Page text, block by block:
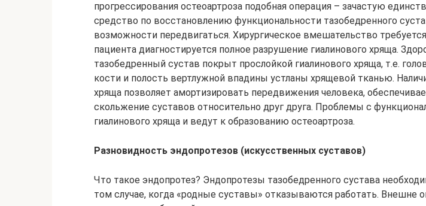
прогрессирования остеоартроза подобная операция – зачастую
средство по восстановлению функциональности тазобедренного
возможности передвигаться. Хирургическое вмешательство
пациента диагностируется полное разрушение гиалинового хряща.
тазобедренный сустав покрыт прослойкой гиалинового хряща, т.е.
кости и полость вертлужной впадины устланы хрящевой тканью.
хряща позволяет амортизировать передвижения человека,
скольжение суставов относительно друг друга. Проблемы с
гиалинового хряща и ведут к образованию остеоартроза.
Разновидность эндопротезов (искусственных суставов)
Что такое эндопротез? Эндопротезы тазобедренного сустава
том случае, когда «родные суставы» отказываются работать. Внешне